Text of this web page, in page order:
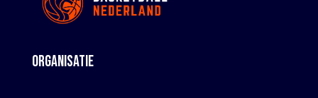
ORGANISATIE